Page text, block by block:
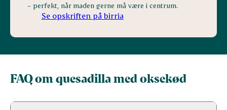
– perfekt, når maden gerne må være i centrum.
Se opskriften på birria
FAQ om quesadilla med oksekød